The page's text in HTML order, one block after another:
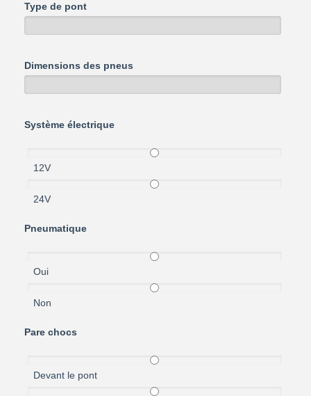
Type de pont
Dimensions des pneus
Système électrique
12V
24V
Pneumatique
Oui
Non
Pare chocs
Devant le pont